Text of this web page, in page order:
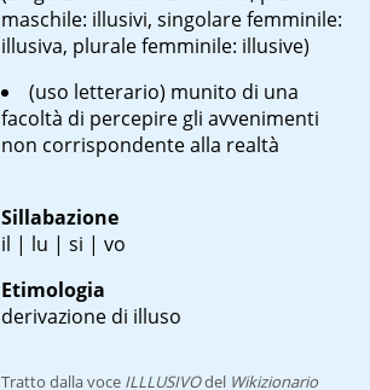
maschile: illusivi, singolare femminile:
illusiva, plurale femminile: illusive)
(uso letterario) munito di una
facoltà di percepire gli avvenimenti
non corrispondente alla realtà
Sillabazione
il | lu | si | vo
Etimologia
derivazione di illuso
Tratto dalla voce ILLLUSIVOdel Wikizionario